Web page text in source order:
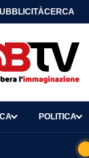
CERCA
POLITICA